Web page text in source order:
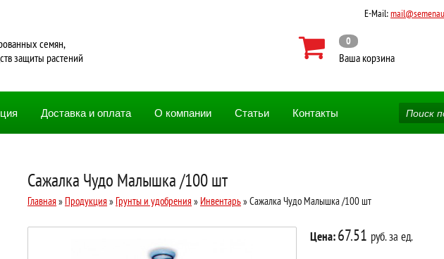
E-Mail:
семян,
защиты растений
0
Ваша корзина
Доставка и оплата О компании Статьи Контакты
Сажалка Чудо Малышка /100 шт
Главная » Продукция » Грунты и удобрения » Инвентарь» Сажалка Чудо Малышка /100 шт
Цена:67.51 руб. за ед.